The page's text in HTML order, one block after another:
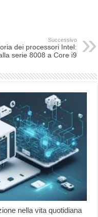
Successivo
dei processori Intel:
serie 8008 a Core i9
nella vita quotidiana